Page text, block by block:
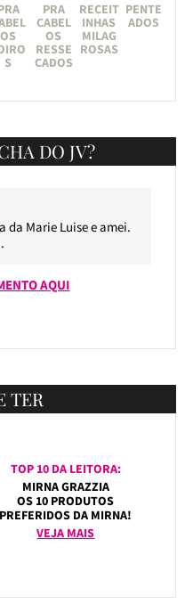
OS
S
PRA
CABEL
OS
RESSE
CADOS
RECEIT
INHAS
MILAG
ROSAS
PENTE
ADOS
DO JV?
da Marie Luise e amei.
AQUI
TER
TOP 10 DA LEITORA:
MIRNA GRAZZIA
OS 10 PRODUTOS
PREFERIDOS DA MIRNA!
VEJA MAIS